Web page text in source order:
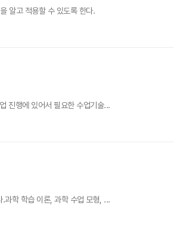
알고 적용할 수 있도록 한다.
진행에 있어서 필요한 수업기술...
과학 학습 이론, 과학 수업 모형, ...